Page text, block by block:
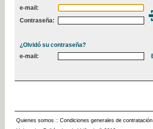
e-mail:
Contraseña:
¿Olvidó su contraseña?
e-mail:
Quienes somos :: Condiciones generales de contratación